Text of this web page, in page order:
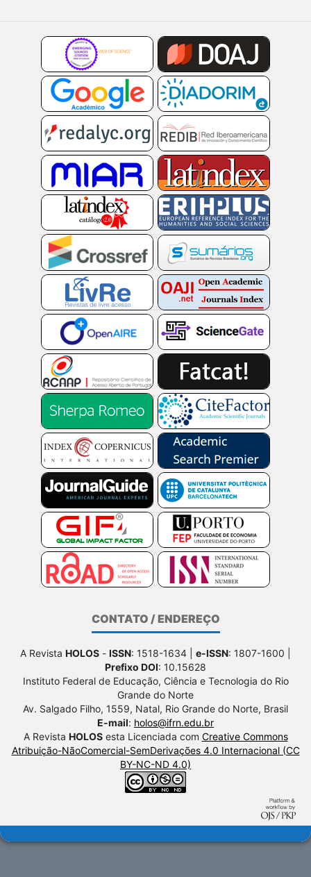
CONTATO / ENDEREÇO
A Revista HOLOS - ISSN: 1518-1634 | e-ISSN: 1807-1600 |
Prefixo DOI: 10.15628
Instituto Federal de Educação, Ciência e Tecnologia do Rio
Grande do Norte
Av. Salgado Filho, 1559, Natal, Rio Grande do Norte, Brasil
E-mail: holos@ifrn.edu.br
A Revista HOLOSesta Licenciada com Creative Commons
Atribuição-NãoComercial-SemDerivações 4.0 Internacional (CC
BY-NC-ND 4.0)